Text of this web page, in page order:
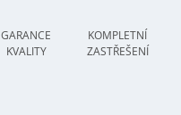
GARANCE
KVALITY
KOMPLETNÍ
ZASTŘEŠENÍ